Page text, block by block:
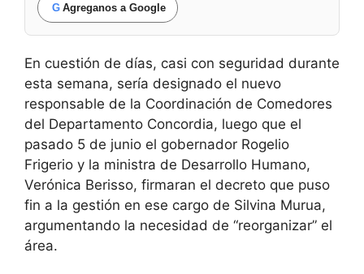
G Agreganos a Google
En cuestión de días, casi con seguridad durante
esta semana, sería designado el nuevo
responsable de la Coordinación de Comedores
del Departamento Concordia, luego que el
pasado 5 de junio el gobernador Rogelio
Frigerio y la ministra de Desarrollo Humano,
Verónica Berisso, firmaran el decreto que puso
fin a la gestión en ese cargo de Silvina Murua,
argumentando la necesidad de “reorganizar” el
área.